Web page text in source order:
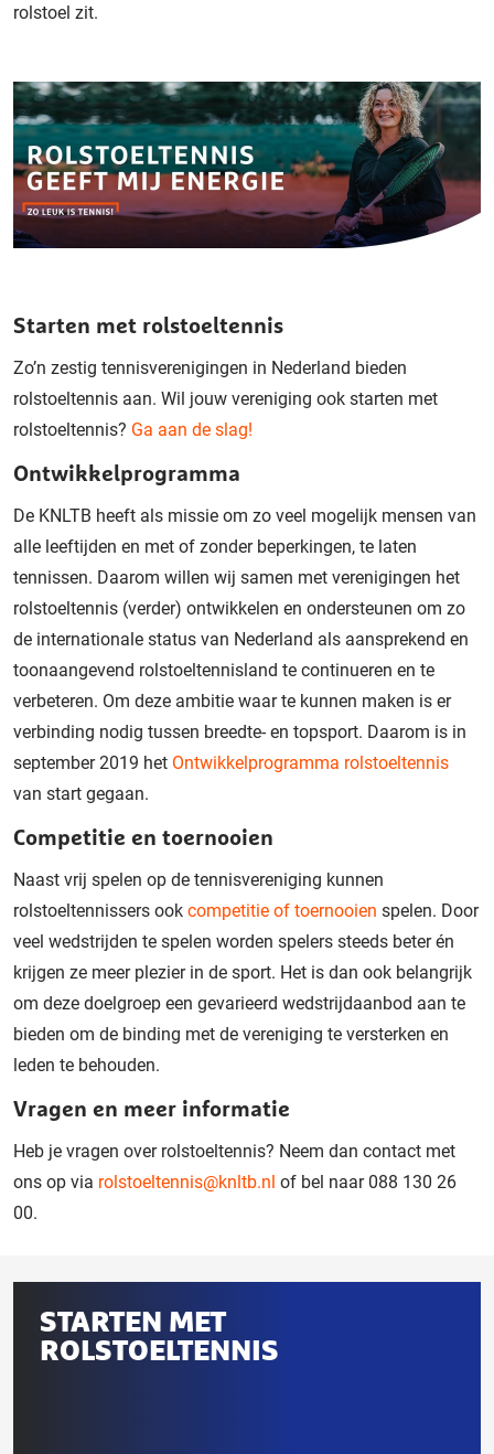
rolstoel zit.
Starten met rolstoeltennis
Zo’n zestig tennisverenigingen in Nederland bieden
rolstoeltennis aan. Wil jouw vereniging ook starten met
rolstoeltennis? Ga aan de slag!
Ontwikkelprogramma
De KNLTB heeft als missie om zo veel mogelijk mensen van
alle leeftijden en met of zonder beperkingen, te laten
tennissen. Daarom willen wij samen met verenigingen het
rolstoeltennis (verder) ontwikkelen en ondersteunen om zo
de internationale status van Nederland als aansprekend en
toonaangevend rolstoeltennisland te continueren en te
verbeteren. Om deze ambitie waar te kunnen maken is er
verbinding nodig tussen breedte- en topsport. Daarom is in
september 2019 het Ontwikkelprogramma rolstoeltennis
van start gegaan.
Competitie en toernooien
Naast vrij spelen op de tennisvereniging kunnen
rolstoeltennissers ook competitie of toernooien spelen. Door
veel wedstrijden te spelen worden spelers steeds beter én
krijgen ze meer plezier in de sport. Het is dan ook belangrijk
om deze doelgroep een gevarieerd wedstrijdaanbod aan te
bieden om de binding met de vereniging te versterken en
leden te behouden.
Vragen en meer informatie
Heb je vragen over rolstoeltennis? Neem dan contact met
ons op via rolstoeltennis@knltb.nl of bel naar 088 130 26
00.
aan
STARTEN MET
ROLSTOELTENNIS